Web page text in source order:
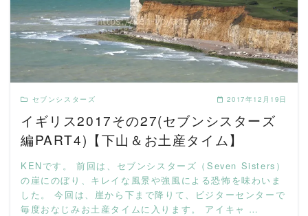
セブンシスターズ 2017年12月19日
イギリス2017その27(セブンシスターズ
編PART4)【下山＆お土産タイム】
KENです。 前回は、セブンシスターズ（Seven Sisters）
の崖にのぼり、キレイな風景や強風による恐怖を味わいま
した。 今回は、崖から下まで降りて、ビジターセンターで
毎度おなじみお土産タイムに入ります。 アイキャ …